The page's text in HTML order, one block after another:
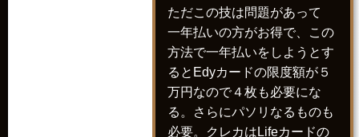
ただこの技は問題があって
一年払いの方がお得で、この
方法で一年払いをしようとす
るとEdyカードの限度額が５
万円なので４枚も必要にな
る。さらにパソリなるものも
必要。クレカはLifeカードの